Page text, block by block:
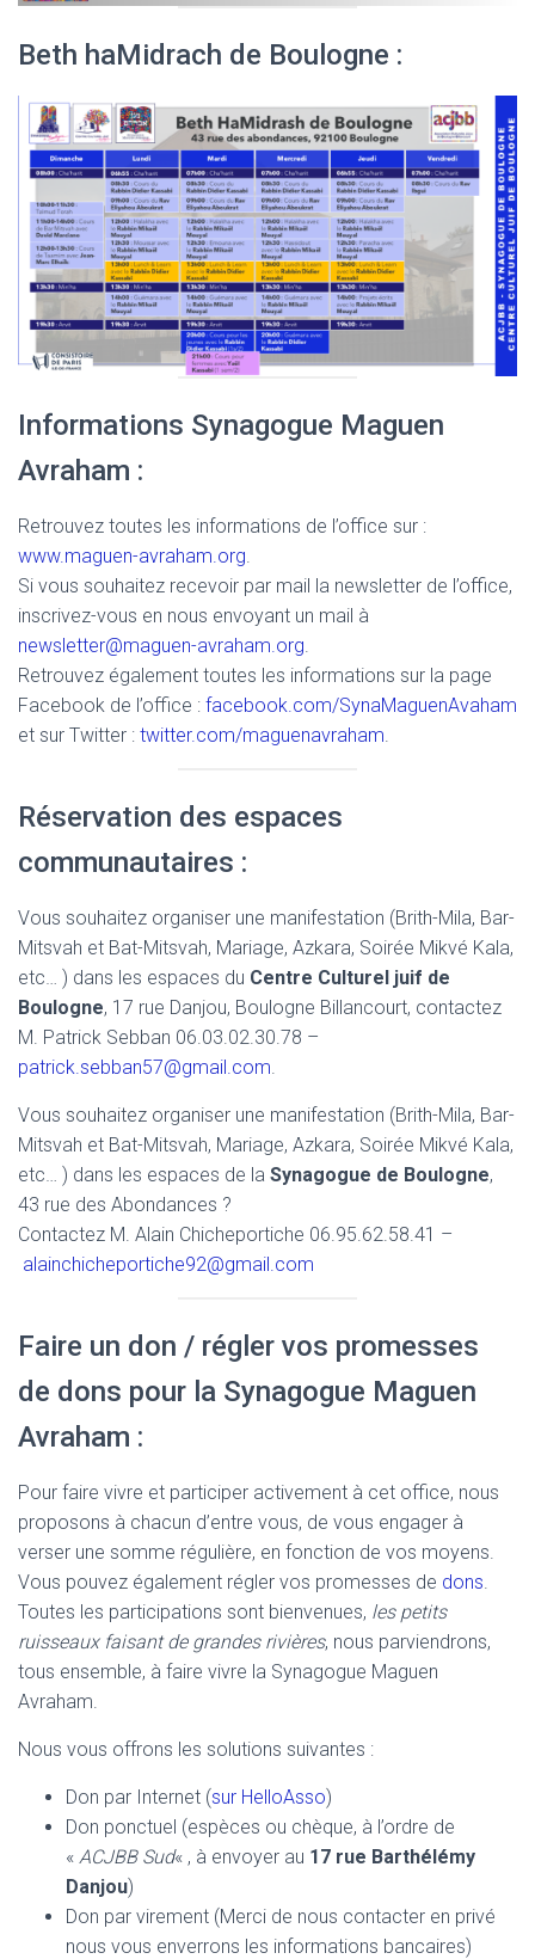
Beth haMidrach de Boulogne :
Informations Synagogue Maguen
Avraham :
Retrouvez toutes les informations de l’office sur :
www.maguen-avraham.org.
Si vous souhaitez recevoir par mail la newsletter de l’office,
inscrivez-vous en nous envoyant un mail à
newsletter@maguen-avraham.org.
Retrouvez également toutes les informations sur la page
Facebook de l’office : facebook.com/SynaMaguenAvaham
et sur Twitter : twitter.com/maguenavraham.
Réservation des espaces
communautaires :
Vous souhaitez organiser une manifestation (Brith-Mila, Bar-
Mitsvah et Bat-Mitsvah, Mariage, Azkara, Soirée Mikvé Kala,
etc… ) dans les espaces du Centre Culturel juif de
Boulogne, 17 rue Danjou, Boulogne Billancourt, contactez
M. Patrick Sebban 06.03.02.30.78 –
patrick.sebban57@gmail.com.
Vous souhaitez organiser une manifestation (Brith-Mila, Bar-
Mitsvah et Bat-Mitsvah, Mariage, Azkara, Soirée Mikvé Kala,
etc… ) dans les espaces de la Synagogue de Boulogne,
43 rue des Abondances ?
Contactez M. Alain Chicheportiche 06.95.62.58.41 –
alainchicheportiche92@gmail.com
Faire un don / régler vos promesses
de dons pour la Synagogue Maguen
Avraham :
Pour faire vivre et participer activement à cet office, nous
proposons à chacun d’entre vous, de vous engager à
verser une somme régulière, en fonction de vos moyens.
Vous pouvez également régler vos promesses de dons.
Toutes les participations sont bienvenues, les petits
ruisseaux faisant de grandes rivières, nous parviendrons,
tous ensemble, à faire vivre la Synagogue Maguen
Avraham.
Nous vous offrons les solutions suivantes :
Don par Internet (sur HelloAsso)
Don ponctuel (espèces ou chèque, à l’ordre de
« ACJBB Sud« , à envoyer au 17 rue Barthélémy
Danjou)
Don par virement (Merci de nous contacter en privé
nous vous enverrons les informations bancaires)